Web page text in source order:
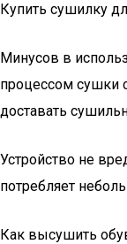
Купить сушилку
Минусов в
процессом сушки
доставать
Устройство не
потребляет
Как высушить